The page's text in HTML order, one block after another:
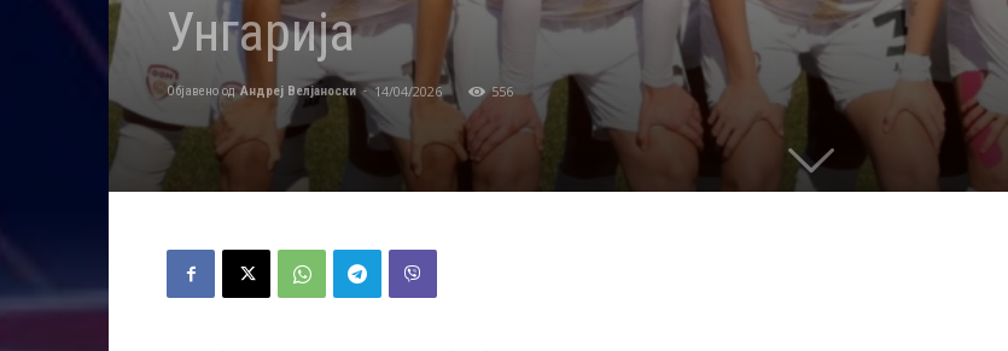
Унгарија
Објавено од Андреј Велјаноски - 14/04/2026 556